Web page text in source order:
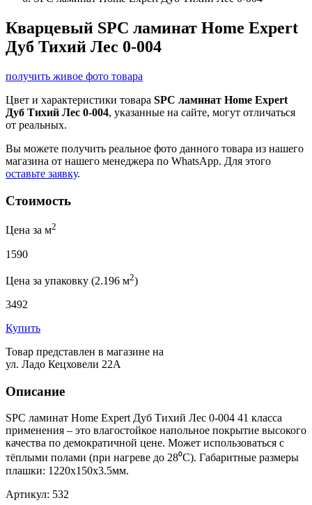
Кварцевый SPC ламинат Home Expert
Дуб Тихий Лес 0-004
получить живое фото товара
Цвет и характеристики товара SPC ламинат Home Expert
Дуб Тихий Лес 0-004, указанные на сайте, могут отличаться
от реальных.
Вы можете получить реальное фото данного товара из нашего
магазина от нашего менеджера по WhatsApp. Для этого
оставьте заявку.
Стоимость
Цена за м2
1590
Цена за упаковку (2.196 м2)
3492
Купить
Товар представлен в магазине на
ул. Ладо Кецховели 22А
Описание
SPC ламинат Home Expert Дуб Тихий Лес 0-004 41 класса
применения – это влагостойкое напольное покрытие высокого
качества по демократичной цене. Может использоваться с
тёплыми полами (при нагреве до 28⁰С). Габаритные размеры
плашки: 1220x150x3.5мм.
Артикул: 532